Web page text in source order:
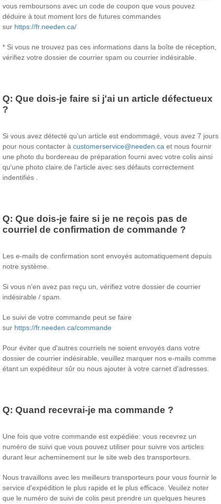
vous remboursons avec un code de coupon que vous pouvez
déduire à tout moment lors de futures commandes
sur https://fr.needen.ca/
* Si vous ne trouvez pas ces informations dans la boîte de réception,
vérifiez votre dossier de courrier spam ou courrier indésirable.
Q: Que dois-je faire si j'ai un article défectueux
?
Si vous avez détecté qu'un article est endommagé, vous avez 7 jours
pour nous contacter à customerservice@needen.ca et nous fournir
une photo du bordereau de préparation fourni avec votre colis ainsi
qu'une photo claire de l'article avec ses défauts correctement
indentifiés .
Q: Que dois-je faire si je ne reçois pas de
courriel de confirmation de commande ?
Les e-mails de confirmation sont envoyés automatiquement depuis
notre système.
Si vous n'en avez pas reçu un, vérifiez votre dossier de courrier
indésirable / spam.
Le suivi de votre commande peut se faire
sur https://fr.needen.ca/commande
Pour éviter que d'autres courriels ne soient envoyés dans votre
dossier de courrier indésirable, veuillez marquer nos e-mails comme
étant un expéditeur sûr ou nous ajouter à votre carnet d'adresses.
Q: Quand recevrai-je ma commande ?
Une fois que votre commande est expédiée: vous recevrez un
numéro de suivi que vous pouvez utiliser pour suivre vos articles
durant leur acheminement sur le site web des transporteurs.
Nous travaillons avec les meilleurs transporteurs pour vous fournir le
service d'expédition le plus rapide et le plus efficace. Veuilez noter
que le numéro de suivi de colis peut prendre un quelques heures